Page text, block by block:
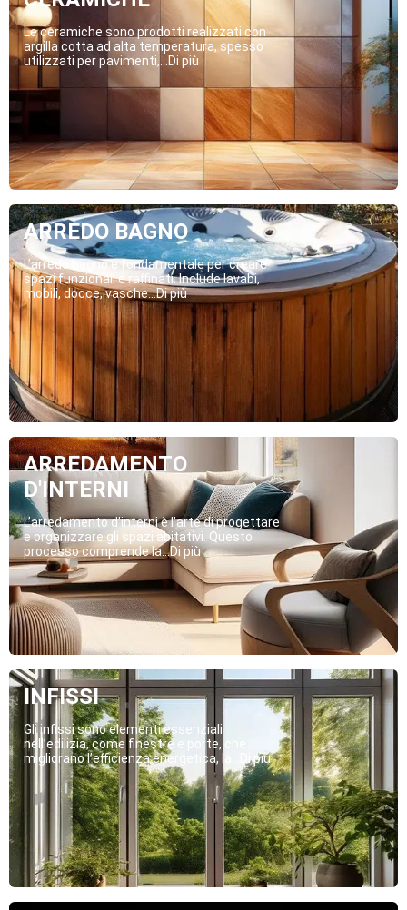
Le ceramiche sono prodotti realizzati con
argilla cotta ad alta temperatura, spesso
utilizzati per pavimenti,...Di più
ARREDO BAGNO
L’arredo bagno è fondamentale per creare
spazi funzionali e raffinati. Include lavabi,
mobili, docce, vasche...Di più
ARREDAMENTO
D'INTERNI
L’arredamento d’interni è l’arte di progettare
e organizzare gli spazi abitativi. Questo
processo comprende la...Di più
INFISSI
Gli infissi sono elementi essenziali
nell’edilizia, come finestre e porte, che
migliorano l’efficienza energetica, la...Di più